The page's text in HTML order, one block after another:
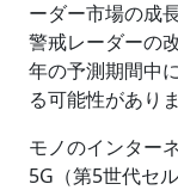
ーダー市場の成
警戒レーダーの
年の予測期間中
る可能性がありま
モノのインター
5G（第5世代セ